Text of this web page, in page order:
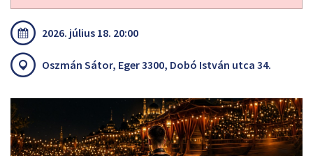
2026. július 18. 20:00
Oszmán Sátor, Eger 3300, Dobó István utca 34.